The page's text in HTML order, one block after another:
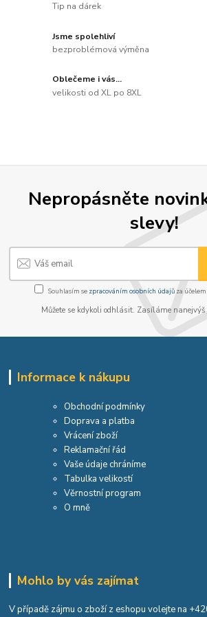
Tip na dárek
Jsme spolehliví
bezproblémová výměna
Oblečeme i vás...
velikosti od XL po 8XL
Nepropásněte
slevy!
Souhlasím se zpracováním osobních údajůza
Můžete se kdykoli odhlásit. Zasíláme
Informace k nákupu
Obchodní podmínky
Doprava a platba
Vrácení zboží
Reklamační řád
Vaše údaje chráníme
Tabulka velikostí
Věrnostní program
O mně
Mohlo by vás zajímat
V případě zájmu o zboží z eshopu volejte na